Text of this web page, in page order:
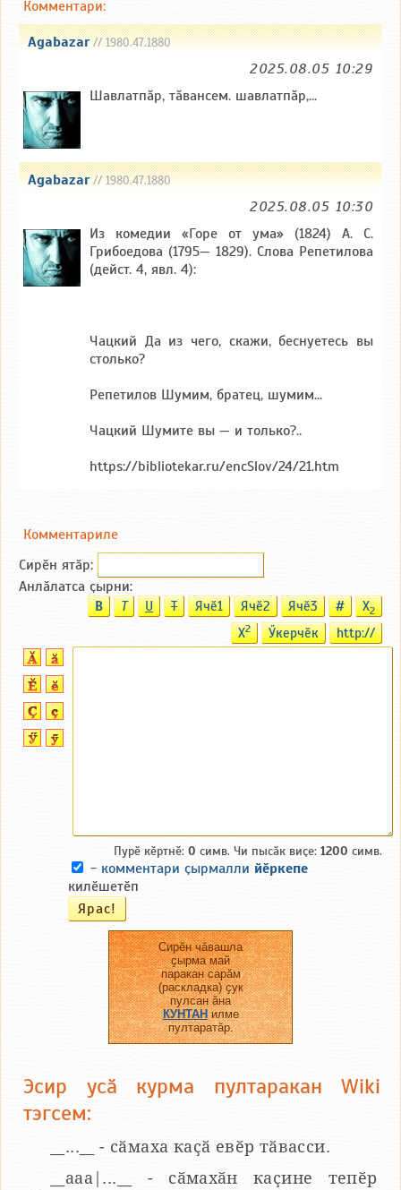
Комментари:
Agabazar// 1980.47.1880
2025.08.05 10:29
Шавлатпăр, тăвансем. шавлатпăр,...
Agabazar// 1980.47.1880
2025.08.05 10:30
Из комедии «Горе от ума» (1824) А. С.
Грибоедова (1795— 1829). Слова Репетилова
(дейст. 4, явл. 4):
Чацкий Да из чего, скажи, беснуетесь вы
столько?
Репетилов Шумим, братец, шумим...
Чацкий Шумите вы — и только?..
https://bibliotekar.ru/encSlov/24/21.htm
Комментариле
Сирӗн ятӑp:
Анлӑлатса ҫырни:
B T U T Ячӗ1 Ячӗ2 Ячӗ3 # X2
X2 Ӳкерчӗк http://
Пурӗ кӗртнӗ: 0 симв. Чи пысӑк виҫе: 1200 симв.
- комментари ҫырмалли йӗркепе
килӗшетӗп
Сирӗн чӑвашла
ҫырма май
паракан сарӑм
(раскладка) ҫук
пулсан ӑна
КУНТАНилме
пултаратӑр.
Эсир усӑ курма пултаракан Wiki
тэгсем:
__...__ - сӑмаха каҫӑ евӗр тӑвасси.
__aaa|...__ - сӑмахӑн каҫине тепӗр